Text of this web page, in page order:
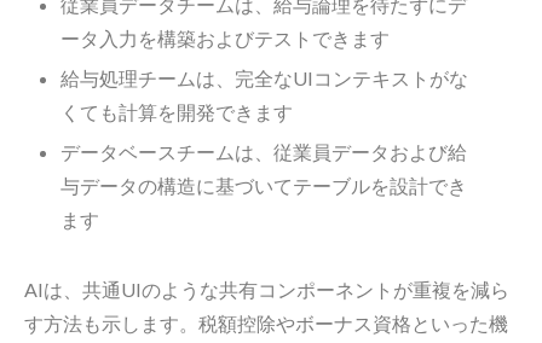
ータ入力を構築およびテストできます
給与処理チームは、完全なUIコンテキストがな
くても計算を開発できます
データベースチームは、従業員データおよび給
与データの構造に基づいてテーブルを設計でき
ます
AIは、共通UIのような共有コンポーネントが重複を減ら
す方法も示します。税額控除やボーナス資格といった機